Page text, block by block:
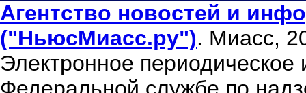
Агентство новостей и
("НьюсМиасс.ру"). Миасс,
Электронное периодическое